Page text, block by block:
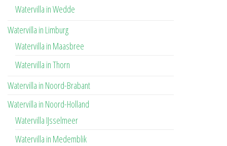
Watervilla in Wedde
Watervilla in Limburg
Watervilla in Maasbree
Watervilla in Thorn
Watervilla in Noord-Brabant
Watervilla in Noord-Holland
Watervilla IJsselmeer
Watervilla in Medemblik